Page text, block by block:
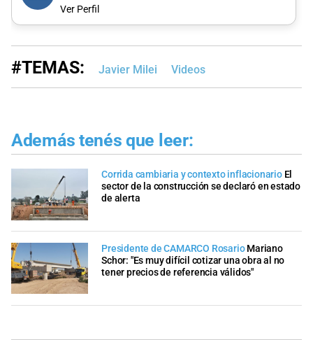
Ver Perfil
#TEMAS: Javier Milei Videos
Además tenés que leer:
Corrida cambiaria y contexto inflacionario El
sector de la construcción se declaró en estado
de alerta
Presidente de CAMARCO Rosario Mariano
Schor: "Es muy difícil cotizar una obra al no
tener precios de referencia válidos"